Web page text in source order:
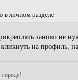
в личном разделе
заново не
на профиль,